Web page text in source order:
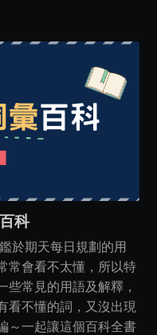
科
於期天每日規劃的用
常會看不太懂，所以特
常見的用語及解釋，
看不懂的詞，又沒出現
～一起讓這個百科全書